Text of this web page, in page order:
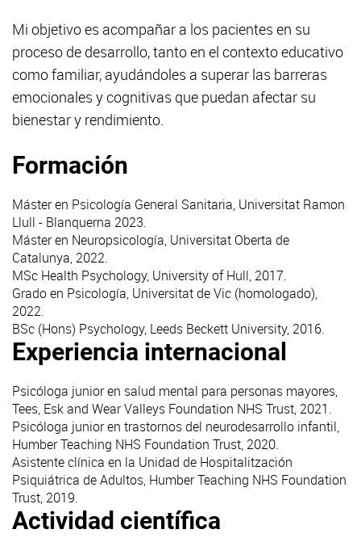
Mi objetivo es acompañar a los pacientes en su
proceso de desarrollo, tanto en el contexto educativo
como familiar, ayudándoles a superar las barreras
emocionales y cognitivas que puedan afectar su
bienestar y rendimiento.
Formación
Máster en Psicología General Sanitaria, Universitat Ramon
Llull - Blanquerna 2023.
Máster en Neuropsicología, Universitat Oberta de
Catalunya, 2022.
MSc Health Psychology, University of Hull, 2017.
Grado en Psicología, Universitat de Vic (homologado),
2022.
BSc (Hons) Psychology, Leeds Beckett University, 2016.
Experiencia internacional
Psicóloga junior en salud mental para personas mayores,
Tees, Esk and Wear Valleys Foundation NHS Trust, 2021.
Psicóloga junior en trastornos del neurodesarrollo infantil,
Humber Teaching NHS Foundation Trust, 2020.
Asistente clínica en la Unidad de Hospitalitzación
Psiquiátrica de Adultos, Humber Teaching NHS Foundation
Trust, 2019.
Actividad científica